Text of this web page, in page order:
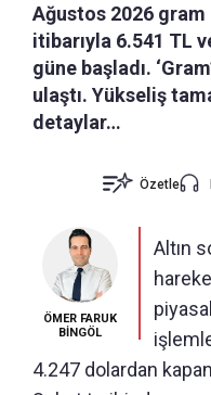
Ağustos 2026 gram
itibarıyla 6.541 TL
güne başladı.
ulaştı. Yükseliş
detaylar…
Özetle
ÖMER FARUK
BİNGÖL
Altın
4.247 dolardan